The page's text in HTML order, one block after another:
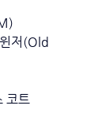
저(Old
코트